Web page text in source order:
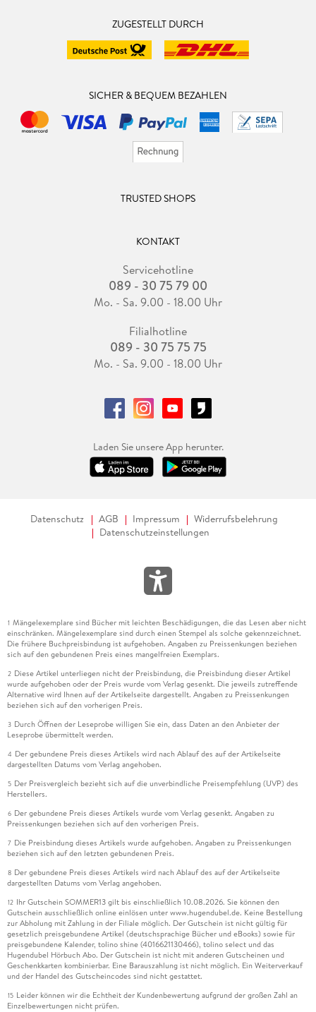
ZUGESTELLT DURCH
SICHER & BEQUEM BEZAHLEN
TRUSTED SHOPS
KONTAKT
Servicehotline
089 - 30 75 79 00
Mo. - Sa. 9.00 - 18.00 Uhr
Filialhotline
089 - 30 75 75 75
Mo. - Sa. 9.00 - 18.00 Uhr
Laden Sie unsere App herunter.
Datenschutz AGB Impressum
Widerrufsbelehrung
Datenschutzeinstellungen
1 Mängelexemplare sind Bücher mit leichten Beschädigungen, die das Lesen aber nicht
einschränken. Mängelexemplare sind durch einen Stempel als solche gekennzeichnet.
Die frühere Buchpreisbindung ist aufgehoben. Angaben zu Preissenkungen beziehen
sich auf den gebundenen Preis eines mangelfreien Exemplars.
2 Diese Artikel unterliegen nicht der Preisbindung, die Preisbindung dieser Artikel
wurde aufgehoben oder der Preis wurde vom Verlag gesenkt. Die jeweils zutreffende
Alternative wird Ihnen auf der Artikelseite dargestellt. Angaben zu Preissenkungen
beziehen sich auf den vorherigen Preis.
3 Durch Öffnen der Leseprobe willigen Sie ein, dass Daten an den Anbieter der
Leseprobe übermittelt werden.
4 Der gebundene Preis dieses Artikels wird nach Ablauf des auf der Artikelseite
dargestellten Datums vom Verlag angehoben.
5 Der Preisvergleich bezieht sich auf die unverbindliche Preisempfehlung (UVP) des
Herstellers.
6 Der gebundene Preis dieses Artikels wurde vom Verlag gesenkt. Angaben zu
Preissenkungen beziehen sich auf den vorherigen Preis.
7 Die Preisbindung dieses Artikels wurde aufgehoben. Angaben zu Preissenkungen
beziehen sich auf den letzten gebundenen Preis.
8 Der gebundene Preis dieses Artikels wird nach Ablauf des auf der Artikelseite
dargestellten Datums vom Verlag angehoben.
12 Ihr Gutschein SOMMER13 gilt bis einschließlich 10.08.2026. Sie können den
Gutschein ausschließlich online einlösen unter www.hugendubel.de. Keine Bestellung
zur Abholung mit Zahlung in der Filiale möglich. Der Gutschein ist nicht gültig für
gesetzlich preisgebundene Artikel (deutschsprachige Bücher und eBooks) sowie für
preisgebundene Kalender, tolino shine (4016621130466), tolino select und das
Hugendubel Hörbuch Abo. Der Gutschein ist nicht mit anderen Gutscheinen und
Geschenkkarten kombinierbar. Eine Barauszahlung ist nicht möglich. Ein Weiterverkauf
und der Handel des Gutscheincodes sind nicht gestattet.
15 Leider können wir die Echtheit der Kundenbewertung aufgrund der großen Zahl an
Einzelbewertungen nicht prüfen.